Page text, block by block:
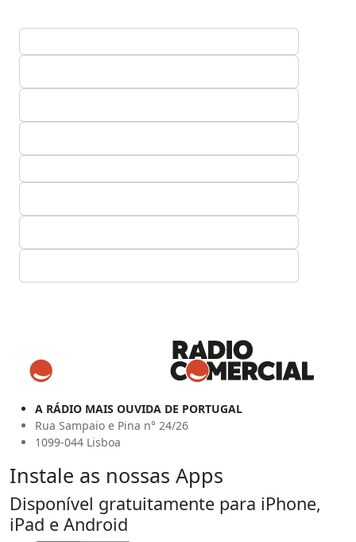
A RÁDIO MAIS OUVIDA DE PORTUGAL
Rua Sampaio e Pina n° 24/26
1099-044 Lisboa
Instale as nossas Apps
Disponível gratuitamente para iPhone,
iPad e Android